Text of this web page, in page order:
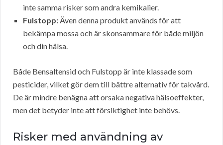
inte samma risker som andra kemikalier.
Fulstopp:Även denna produkt används för att
bekämpa mossa och är skonsammare för både miljön
och din hälsa.
Både Bensaltensid och Fulstopp är inte klassade som
pesticider, vilket gör dem till bättre alternativ för takvård.
De är mindre benägna att orsaka negativa hälsoeffekter,
men det betyder inte att försiktighet inte behövs.
Risker med användning av